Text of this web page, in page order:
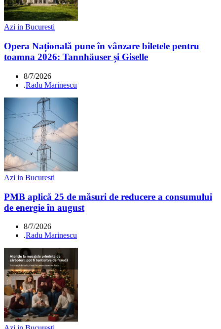
Azi in Bucuresti
Opera Națională pune în vânzare biletele pentru
toamna 2026: Tannhäuser și Giselle
8/7/2026
.Radu Marinescu
Azi in Bucuresti
PMB aplică 25 de măsuri de reducere a consumului
de energie în august
8/7/2026
.Radu Marinescu